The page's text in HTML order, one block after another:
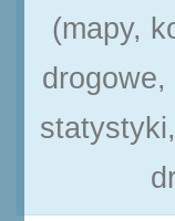
(mapy,
drogowe,